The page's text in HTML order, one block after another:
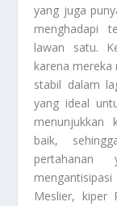
yang juga
menghadapi
lawan satu.
karena
stabil dalam
yang ideal
menunjukkan
baik,
pertahanan
Meslier, kiper